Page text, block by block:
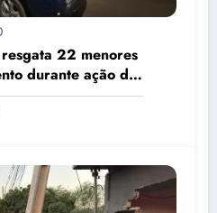
22 menores
durante ação de